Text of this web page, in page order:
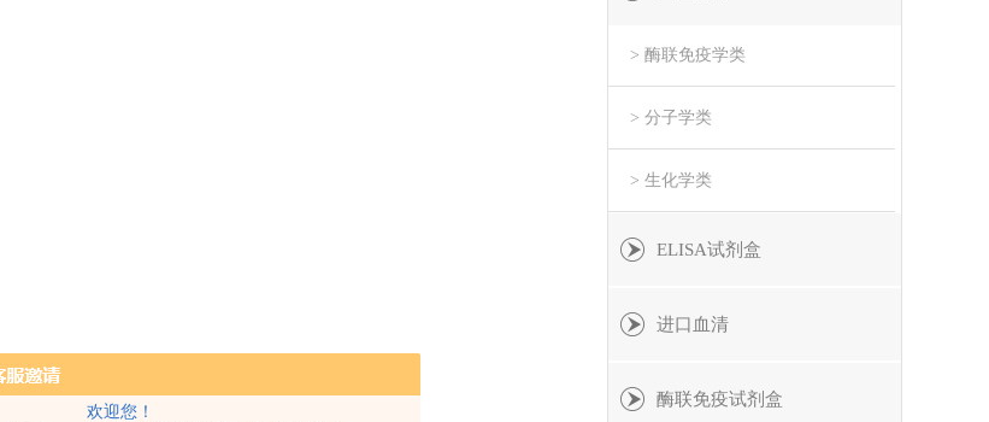
欢迎您！
> 酶联免疫学类
> 分子学类
> 生化学类
ELISA试剂盒
进口血清
酶联免疫试剂盒